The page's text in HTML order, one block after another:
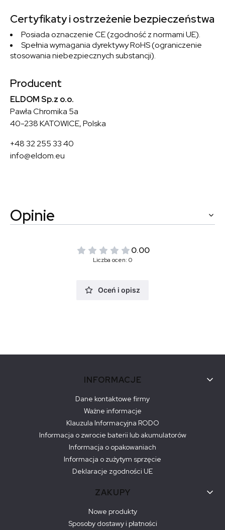
Certyfikaty i ostrzeżenie bezpieczeństwa
Posiada oznaczenie CE (zgodność z normami UE).
Spełnia wymagania dyrektywy RoHS (ograniczenie
stosowania niebezpiecznych substancji).
Producent
ELDOM Sp.z o.o.
Pawła Chromika 5a
40-238 KATOWICE, Polska
+48 32 255 33 40
info@eldom.eu
Opinie
0.00
Liczba ocen: 0
Oceń i opisz
INFORMACJE
Dane kontaktowe firmy
Ważne informacje
Klauzula Informacyjna RODO
Informacja o zwrocie baterii lub akumulatorów
Informacja o opakowaniach
Informacja o zużytym sprzęcie
Deklaracje zgodności UE
ZAKUPY
Nowe produkty
Sposoby dostawy i płatności